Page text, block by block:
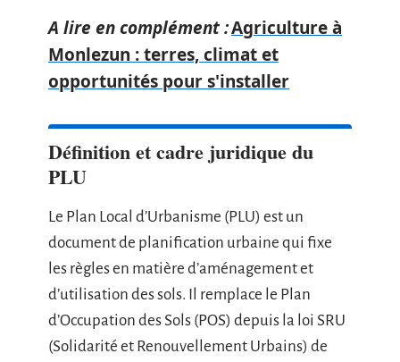
A lire en complément :Agriculture à
Monlezun : terres, climat et
opportunités pour s'installer
Définition et cadre juridique du
PLU
Le Plan Local d’Urbanisme (PLU) est un
document de planification urbaine qui fixe
les règles en matière d’aménagement et
d’utilisation des sols. Il remplace le Plan
d’Occupation des Sols (POS) depuis la loi SRU
(Solidarité et Renouvellement Urbains) de